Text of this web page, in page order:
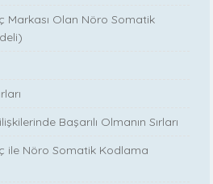
Markası Olan Nöro Somatik
Başarılı Olmanın Sırları
ile Nöro Somatik Kodlama